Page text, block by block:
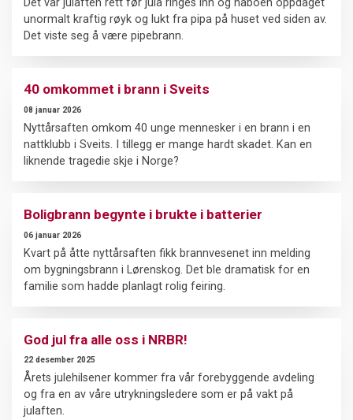
Det var julaften rett før jula ringes inn og naboen oppdaget
unormalt kraftig røyk og lukt fra pipa på huset ved siden av.
Det viste seg å være pipebrann.
40 omkommet i brann i Sveits
08 januar 2026
Nyttårsaften omkom 40 unge mennesker i en brann i en
nattklubb i Sveits. I tillegg er mange hardt skadet. Kan en
liknende tragedie skje i Norge?
Boligbrann begynte i brukte i batterier
06 januar 2026
Kvart på åtte nyttårsaften fikk brannvesenet inn melding
om bygningsbrann i Lørenskog. Det ble dramatisk for en
familie som hadde planlagt rolig feiring.
God jul fra alle oss i NRBR!
22 desember 2025
Årets julehilsener kommer fra vår forebyggende avdeling
og fra en av våre utrykningsledere som er på vakt på
julaften.